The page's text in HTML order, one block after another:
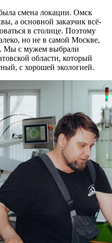
смена локации. Омск
а основной заказчик всё-
в столице. Поэтому
но не в самой Москве,
Мы с мужем выбрали
области, который
с хорошей экологией.